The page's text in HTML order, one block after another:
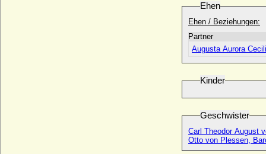
Ehen
Ehen / Beziehungen:
Partner
Augusta Aurora
Kinder
Geschwister
Carl Theodor August
Otto von Plessen,